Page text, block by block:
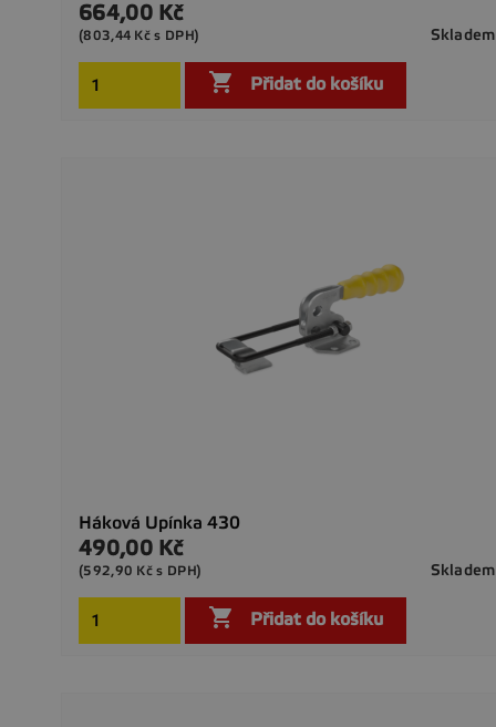
Cena
664,00 Kč
Skladem
(803,44 Kč s DPH)
 Přidat do košíku
Háková Upínka 430
Cena
490,00 Kč
Skladem
(592,90 Kč s DPH)
 Přidat do košíku